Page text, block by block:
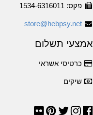
פקס: 1534-6316011
store@hebpsy.net
אמצעי תשלום
כרטיסי אשראי
שיקים